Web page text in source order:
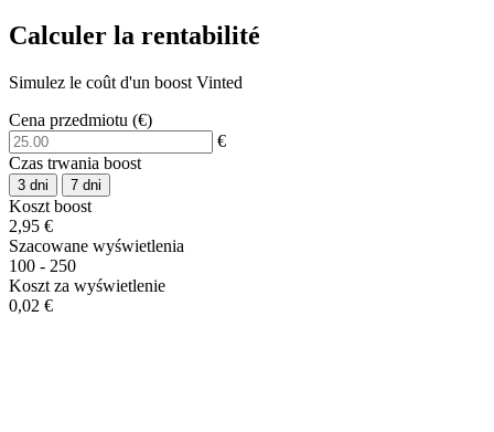
Calculer la rentabilité
Simulez le coût d'un boost Vinted
Cena przedmiotu (€)
€
Czas trwania boost
3 dni 7 dni
Koszt boost
2,95 €
Szacowane wyświetlenia
100 - 250
Koszt za wyświetlenie
0,02 €